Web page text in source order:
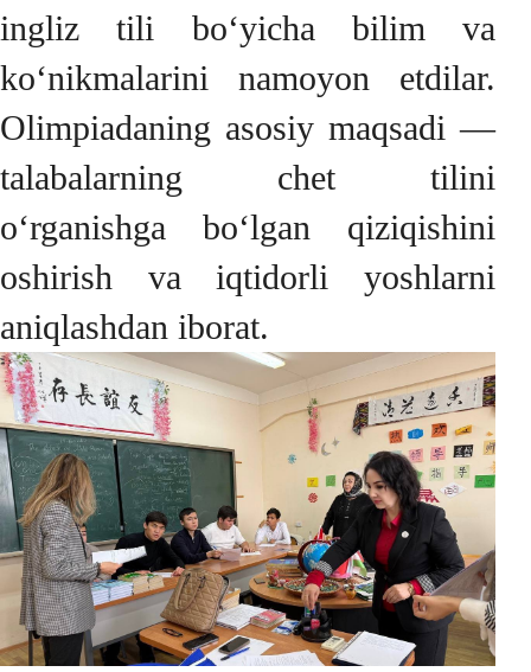
ingliz tili bo‘yicha bilim va
ko‘nikmalarini namoyon etdilar.
Olimpiadaning asosiy maqsadi —
talabalarning chet tilini
o‘rganishga bo‘lgan qiziqishini
oshirish va iqtidorli yoshlarni
aniqlashdan iborat.